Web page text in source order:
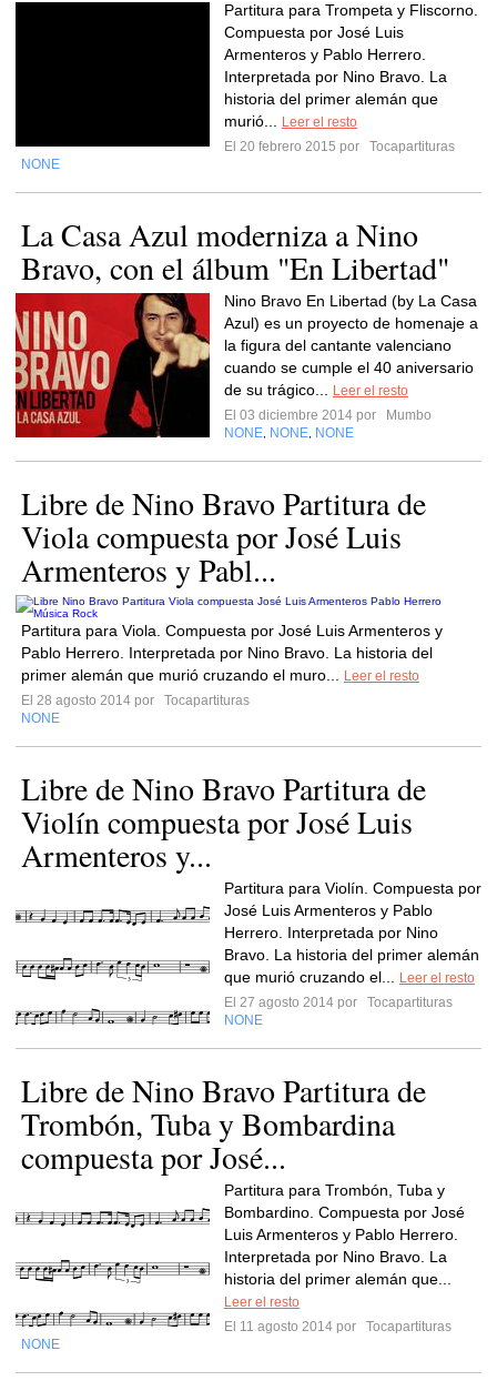
Partitura para Trompeta y Fliscorno.
Compuesta por José Luis
Armenteros y Pablo Herrero.
Interpretada por Nino Bravo. La
historia del primer alemán que
murió...
Leer el resto
El 20 febrero 2015 por
Tocapartituras
NONE
La Casa Azul moderniza a Nino
Bravo, con el álbum "En Libertad"
Nino Bravo En Libertad (by La Casa
Azul) es un proyecto de homenaje a
la figura del cantante valenciano
cuando se cumple el 40 aniversario
de su trágico...
Leer el resto
El 03 diciembre 2014 por
Mumbo
NONE NONE NONE
Libre de Nino Bravo Partitura de
Viola compuesta por José Luis
Armenteros y Pabl...
Partitura para Viola. Compuesta por José Luis Armenteros y
Pablo Herrero. Interpretada por Nino Bravo. La historia del
primer alemán que murió cruzando el muro...
Leer el resto
El 28 agosto 2014 por
Tocapartituras
NONE
Libre de Nino Bravo Partitura de
Violín compuesta por José Luis
Armenteros y...
Partitura para Violín. Compuesta por
José Luis Armenteros y Pablo
Herrero. Interpretada por Nino
Bravo. La historia del primer alemán
que murió cruzando el...
Leer el resto
El 27 agosto 2014 por
Tocapartituras
NONE
Libre de Nino Bravo Partitura de
Trombón, Tuba y Bombardina
compuesta por José...
Partitura para Trombón, Tuba y
Bombardino. Compuesta por José
Luis Armenteros y Pablo Herrero.
Interpretada por Nino Bravo. La
historia del primer alemán que...
Leer el resto
El 11 agosto 2014 por
Tocapartituras
NONE